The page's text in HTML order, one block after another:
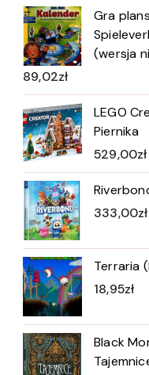
Gra
(wersja
89,02zł
LEGO
Piernika
529,00zł
333,00zł
Terraria
18,95zł
Black